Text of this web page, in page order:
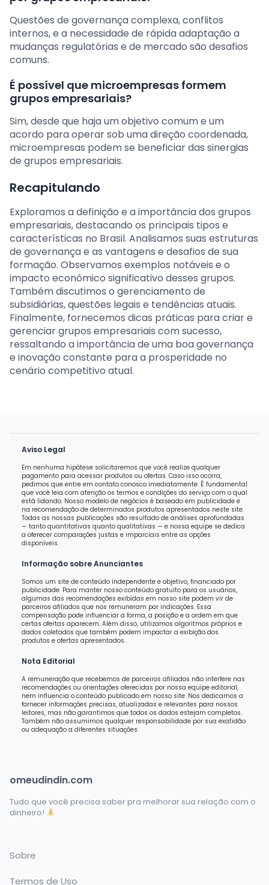
Questões de governança complexa, conflitos
internos, e a necessidade de rápida adaptação a
mudanças regulatórias e de mercado são desafios
comuns.
É possível que microempresas formem
grupos empresariais?
Sim, desde que haja um objetivo comum e um
acordo para operar sob uma direção coordenada,
microempresas podem se beneficiar das sinergias
de grupos empresariais.
Recapitulando
Exploramos a definição e a importância dos grupos
empresariais, destacando os principais tipos e
características no Brasil. Analisamos suas estruturas
de governança e as vantagens e desafios de sua
formação. Observamos exemplos notáveis e o
impacto econômico significativo desses grupos.
Também discutimos o gerenciamento de
subsidiárias, questões legais e tendências atuais.
Finalmente, fornecemos dicas práticas para criar e
gerenciar grupos empresariais com sucesso,
ressaltando a importância de uma boa governança
e inovação constante para a prosperidade no
cenário competitivo atual.
Aviso Legal
Em nenhuma hipótese solicitaremos que você realize qualquer
pagamento para acessar produtos ou ofertas. Caso isso ocorra,
pedimos que entre em contato conosco imediatamente. É fundamental
que você leia com atenção os termos e condições do serviço com o qual
está lidando. Nosso modelo de negócios é baseado em publicidade e
na recomendação de determinados produtos apresentados neste site.
Todas as nossas publicações são resultado de análises aprofundadas
— tanto quantitativas quanto qualitativas — e nossa equipe se dedica
a oferecer comparações justas e imparciais entre as opções
disponíveis.
Informação sobre Anunciantes
Somos um site de conteúdo independente e objetivo, financiado por
publicidade. Para manter nosso conteúdo gratuito para os usuários,
algumas das recomendações exibidas em nosso site podem vir de
parceiros afiliados que nos remuneram por indicações. Essa
compensação pode influenciar a forma, a posição e a ordem em que
certas ofertas aparecem. Além disso, utilizamos algoritmos próprios e
dados coletados que também podem impactar a exibição dos
produtos e ofertas apresentados.
Nota Editorial
A remuneração que recebemos de parceiros afiliados não interfere nas
recomendações ou orientações oferecidas por nossa equipe editorial,
nem influencia o conteúdo publicado em nosso site. Nos dedicamos a
fornecer informações precisas, atualizadas e relevantes para nossos
leitores, mas não garantimos que todos os dados estejam completos.
Também não assumimos qualquer responsabilidade por sua exatidão
ou adequação a diferentes situações.
omeudindin.com
Tudo que você precisa saber pra melhorar sua relação com o
dinheiro!
Sobre
Termos de Uso